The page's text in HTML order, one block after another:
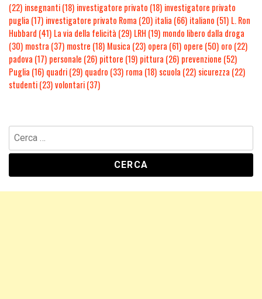
(22) insegnanti(18) investigatore privato (18) investigatore privato
puglia (17) investigatore privato Roma (20) italia (66) italiano (51) L. Ron
Hubbard (41) La via della felicità (29) LRH (19) mondo libero dalla droga
(30) mostra (37) mostre (18) Musica (23) opera (61) opere (50) oro (22)
padova (17) personale (26) pittore (19) pittura (26) prevenzione (52)
Puglia (16) quadri(29) quadro (33) roma (18) scuola (22) sicurezza (22)
studenti(23)volontari(37)